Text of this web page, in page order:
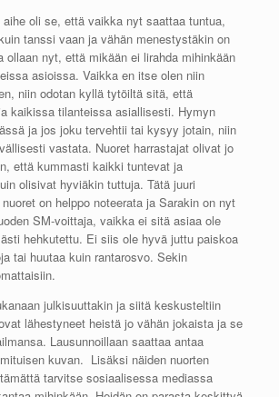
aihe oli se, että vaikka nyt saattaa tuntua,
tanssi vaan ja vähän menestystäkin on
ollaan nyt, että mikään ei lirahda mihinkään
asioissa. Vaikka en itse olen niin
niin odotan kyllä tytöiltä sitä, että
kaikissa tilanteissa asiallisesti. Hymyn
ja jos joku tervehtii tai kysyy jotain, niin
vastata. Nuoret harrastajat olivat jo
että kummasti kaikki tuntevat ja
olisivat hyviäkin tuttuja. Tätä juuri
on helppo noteerata ja Sarakin on nyt
SM-voittaja, vaikka ei sitä asiaa ole
hehkutettu. Ei siis ole hyvä juttu paiskoa
tai huutaa kuin rantarosvo. Sekin
julkisuuttakin ja siitä keskusteltiin
lähestyneet heistä jo vähän jokaista ja se
Lausunnoillaan saattaa antaa
kuvan. Lisäksi näiden nuorten
tarvitse sosiaalisessa mediassa